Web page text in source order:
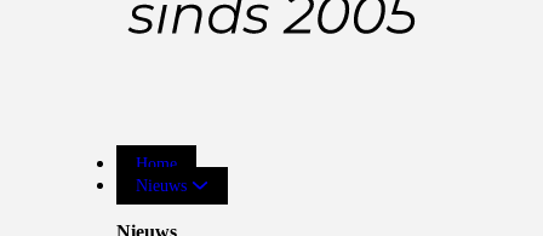
Home
Nieuws
Nieuws